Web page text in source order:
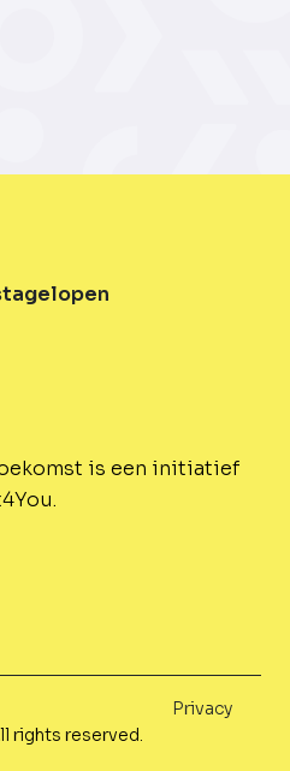
is een initiatief
rights reserved.
Privacy